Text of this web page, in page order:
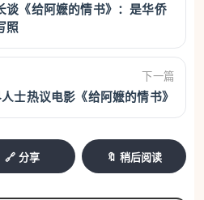
谈《给阿嬷的情书》：是华侨
照
下一篇
士热议电影《给阿嬷的情书》
🔗 分享 🔖 稍后阅读